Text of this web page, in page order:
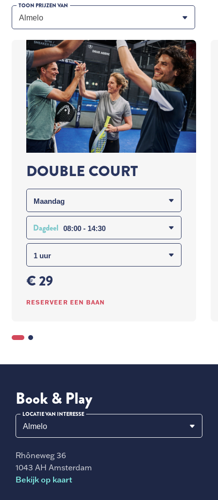
Book & Play
LOCATIE VAN INTERESSE
Rhôneweg 36
1043 AH Amsterdam
Bekijk op kaart
TOON PRIJZEN VAN
DOUBLE COURT
Dagdeel
€ 29
RESERVEER EEN BAAN